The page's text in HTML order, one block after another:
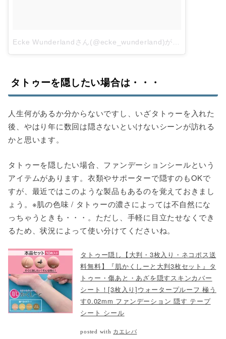
タトゥーを隠したい場合は・・・
人生何があるか分からないですし、いざタトゥーを入れた
後、やはり年に数回は隠さないといけないシーンが訪れる
かと思います。
タトゥーを隠したい場合、ファンデーションシールという
アイテムがあります。衣類やサポーターで隠すのもOKで
すが、最近ではこのような製品もあるのを覚えておきまし
ょう。※肌の色味 / タトゥーの濃さによっては不自然にな
っちゃうときも・・・。ただし、手軽に目立たせなくでき
るため、状況によって使い分けてくださいね。
タトゥー隠し【大判・3枚入り・ネコポス送
料無料】『肌かくしーと大判3枚セット』タ
トゥー・傷あと・あざを隠すスキンカバー
シート！[3枚入り]ウォータープルーフ 極う
す0.02mm ファンデーション 隠す テープ
シート シール
posted with カエレバ